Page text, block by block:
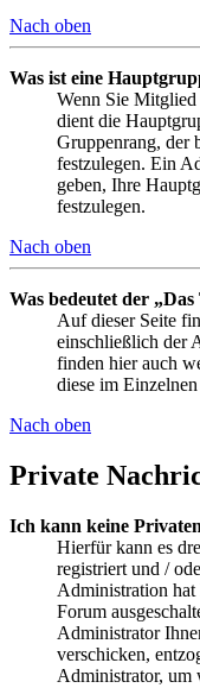
Nach oben
Was ist eine
Wenn Sie Mitglied
dient die
Gruppenrang, der
festzulegen. Ein
geben, Ihre
festzulegen.
Nach oben
Was bedeutet der
Auf dieser Seite
einschließlich der
finden hier auch
diese im
Nach oben
Private
Ich kann keine
Hierfür kann es
registriert und /
Administration
Forum
Administrator
verschicken,
Administrator, um